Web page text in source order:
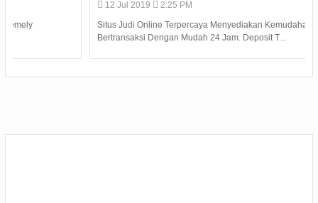
2:25 PM
Situs Judi Online Terpercaya Menyediakan Kemudahan Dalam
Bertransaksi Dengan Mudah 24 Jam. Deposit T...